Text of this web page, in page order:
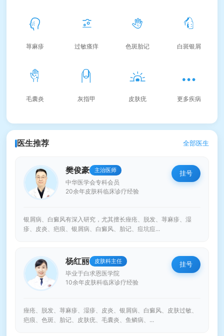
荨麻疹 过敏瘙痒 色斑胎记 白斑银屑
毛囊炎 灰指甲 皮肤疣 更多疾病
医生推荐 全部医生
樊俊豪 主治医师
中华医学会专科会员
20余年皮肤科临床诊疗经验
挂号
银屑病、白癜风有深入研究，尤其擅长痤疮、脱发、荨麻疹、湿
疹、皮炎、疤痕、银屑病、白癜风、胎记、痘坑痘...
杨红丽 皮肤科主任
毕业于白求恩医学院
10余年皮肤科临床诊疗经验
挂号
痤疮、脱发、荨麻疹、湿疹、皮炎、银屑病、白癜风、皮肤过敏、
疤痕、色斑、胎记、皮肤疣、毛囊炎、鱼鳞病、...